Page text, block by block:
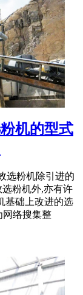
机的型式
选粉机除引进的
选粉机外,亦有许
基础上改进的选
网络搜集整